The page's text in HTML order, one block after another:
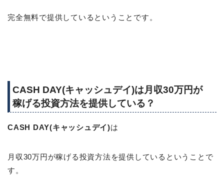
完全無料で提供しているということです。
CASH DAY(キャッシュデイ)は月収30万円が
稼げる投資方法を提供している？
CASH DAY(キャッシュデイ)は
月収30万円が稼げる投資方法を提供しているということで
す。